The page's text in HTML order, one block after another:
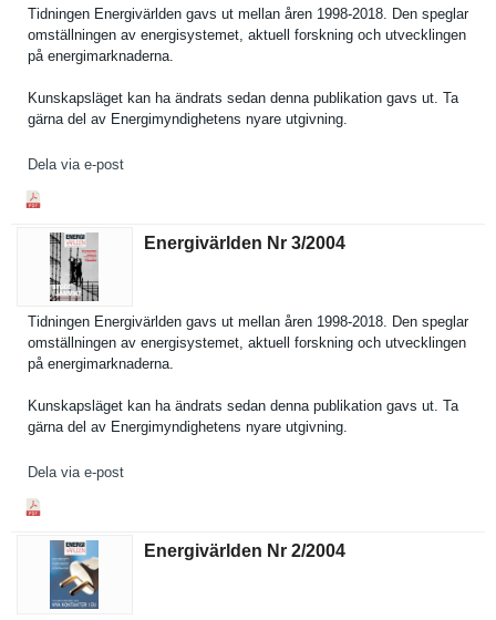
Tidningen Energivärl­den gavs ut mellan åren 1998-2018. Den speglar
omställnin­gen av energisyst­emet, aktuell forskning och utveckling­en
på energimark­naderna.
Kunskapslä­get kan ha ändrats sedan denna publikatio­n gavs ut. Ta
gärna del av Energimynd­ighetens nyare utgivning.
Dela via e-post
Energivärlden Nr 3/​2004
Tidningen Energivärl­den gavs ut mellan åren 1998-2018. Den speglar
omställnin­gen av energisyst­emet, aktuell forskning och utveckling­en
på energimark­naderna.
Kunskapslä­get kan ha ändrats sedan denna publikatio­n gavs ut. Ta
gärna del av Energimynd­ighetens nyare utgivning.
Dela via e-post
Energivärlden Nr 2/​2004